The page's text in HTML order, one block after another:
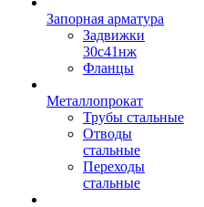
Запорная арматура
Задвижки
30с41нж
Фланцы
Металлопрокат
Трубы стальные
Отводы
стальные
Переходы
стальные